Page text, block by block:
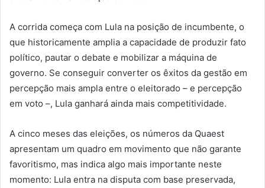
A corrida começa com Lula na posição de incumbente, o
que historicamente amplia a capacidade de produzir fato
político, pautar o debate e mobilizar a máquina de
governo. Se conseguir converter os êxitos da gestão em
percepção mais ampla entre o eleitorado – e percepção
em voto –, Lula ganhará ainda mais competitividade.
A cinco meses das eleições, os números da Quaest
apresentam um quadro em movimento que não garante
favoritismo, mas indica algo mais importante neste
momento: Lula entra na disputa com base preservada,